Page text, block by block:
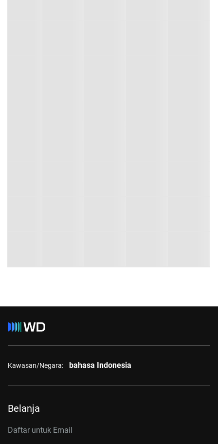
Kawasan/Negara: bahasa Indonesia
Belanja
Daftar untuk Email